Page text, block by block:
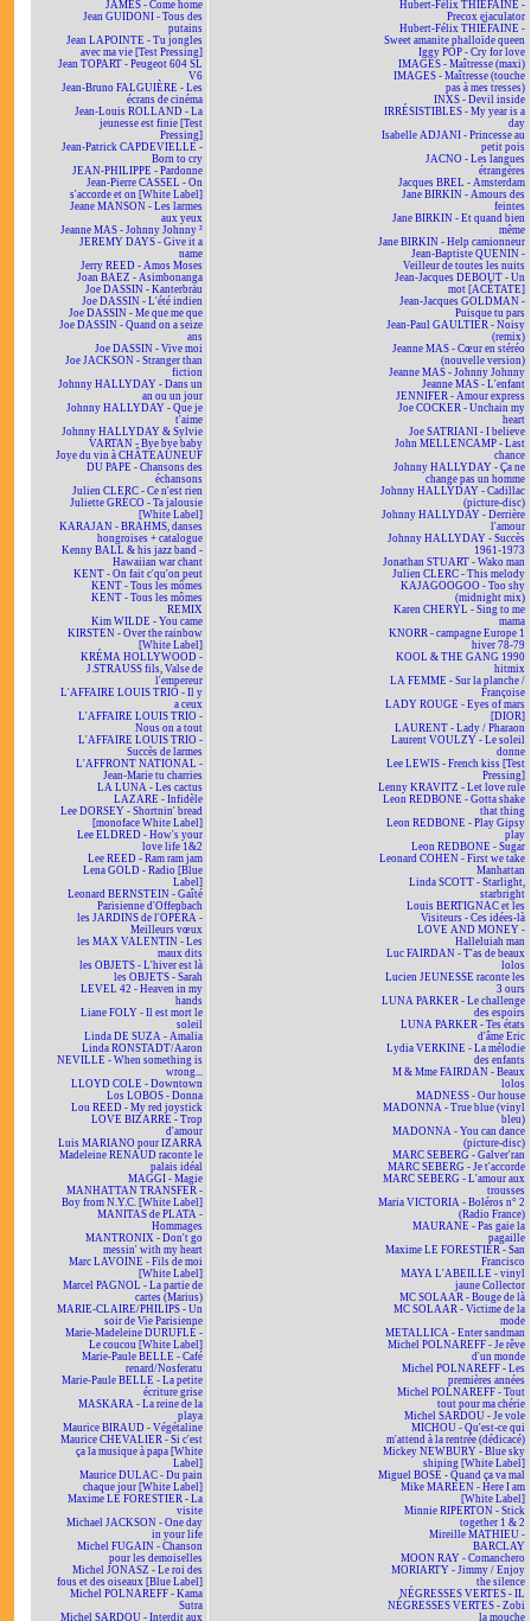
JAMES - Come home
Jean GUIDONI - Tous des
putains
Jean LAPOINTE - Tu jongles
avec ma vie [Test Pressing]
Jean TOPART - Peugeot 604 SL
V6
Jean-Bruno FALGUIÈRE - Les
écrans de cinéma
Jean-Louis ROLLAND - La
jeunesse est finie [Test
Pressing]
Jean-Patrick CAPDEVIELLE -
Born to cry
JEAN-PHILIPPE - Pardonne
Jean-Pierre CASSEL - On
s'accorde et on [White Label]
Jeane MANSON - Les larmes
aux yeux
Jeanne MAS - Johnny Johnny ²
JEREMY DAYS - Give it a
name
Jerry REED - Amos Moses
Joan BAEZ - Asimbonanga
Joe DASSIN - Kanterbräu
Joe DASSIN - L'été indien
Joe DASSIN - Me que me que
Joe DASSIN - Quand on a seize
ans
Joe DASSIN - Vive moi
Joe JACKSON - Stranger than
fiction
Johnny HALLYDAY - Dans un
an ou un jour
Johnny HALLYDAY - Que je
t'aime
Johnny HALLYDAY & Sylvie
VARTAN - Bye bye baby
Joye du vin à CHÂTEAUNEUF
DU PAPE - Chansons des
échansons
Julien CLERC - Ce n'est rien
Juliette GRÉCO - Ta jalousie
[White Label]
KARAJAN - BRAHMS, danses
hongroises + catalogue
Kenny BALL & his jazz band -
Hawaiian war chant
KENT - On fait c'qu'on peut
KENT - Tous les mômes
KENT - Tous les mômes
REMIX
Kim WILDE - You came
KIRSTEN - Over the rainbow
[White Label]
KRÉMA HOLLYWOOD -
J.STRAUSS fils, Valse de
l'empereur
L'AFFAIRE LOUIS TRIO - Il y
a ceux
L'AFFAIRE LOUIS TRIO -
Nous on a tout
L'AFFAIRE LOUIS TRIO -
Succès de larmes
L'AFFRONT NATIONAL -
Jean-Marie tu charries
LA LUNA - Les cactus
LAZARE - Infidèle
Lee DORSEY - Shortnin' bread
[monoface White Label]
Lee ELDRED - How's your
love life 1&2
Lee REED - Ram ram jam
Lena GOLD - Radio [Blue
Label]
Leonard BERNSTEIN - Gaîté
Parisienne d'Offenbach
les JARDINS de l'OPÉRA -
Meilleurs vœux
les MAX VALENTIN - Les
maux dits
les OBJETS - L'hiver est là
les OBJETS - Sarah
LEVEL 42 - Heaven in my
hands
Liane FOLY - Il est mort le
soleil
Linda DE SUZA - Amalia
Linda RONSTADT/Aaron
NEVILLE - When something is
wrong...
LLOYD COLE - Downtown
Los LOBOS - Donna
Lou REED - My red joystick
LOVE BIZARRE - Trop
d'amour
Luis MARIANO pour IZARRA
Madeleine RENAUD raconte le
palais idéal
MAGGI - Magie
MANHATTAN TRANSFER -
Boy from N.Y.C. [White Label]
MANITAS de PLATA -
Hommages
MANTRONIX - Don't go
messin' with my heart
Marc LAVOINE - Fils de moi
[White Label]
Marcel PAGNOL - La partie de
cartes (Marius)
MARIE-CLAIRE/PHILIPS - Un
soir de Vie Parisienne
Marie-Madeleine DURUFLÉ -
Le coucou [White Label]
Marie-Paule BELLE - Café
renard/Nosferatu
Marie-Paule BELLE - La petite
écriture grise
MASKARA - La reine de la
playa
Maurice BIRAUD - Végétaline
Maurice CHEVALIER - Si c'est
ça la musique à papa [White
Label]
Maurice DULAC - Du pain
chaque jour [White Label]
Maxime LE FORESTIER - La
visite
Michael JACKSON - One day
in your life
Michel FUGAIN - Chanson
pour les demoiselles
Michel JONASZ - Le roi des
fous et des oiseaux [Blue Label]
Michel POLNAREFF - Kama
Sutra
Michel SARDOU - Interdit aux
Hubert-Félix THIÉFAINE -
Precox ejaculator
Hubert-Félix THIÉFAINE -
Sweet amanite phalloïde queen
Iggy POP - Cry for love
IMAGES - Maîtresse (maxi)
IMAGES - Maîtresse (touche
pas à mes tresses)
INXS - Devil inside
IRRÉSISTIBLES - My year is a
day
Isabelle ADJANI - Princesse au
petit pois
JACNO - Les langues
étrangères
Jacques BREL - Amsterdam
Jane BIRKIN - Amours des
feintes
Jane BIRKIN - Et quand bien
même
Jane BIRKIN - Help camionneur
Jean-Baptiste QUENIN -
Veilleur de toutes les nuits
Jean-Jacques DEBOUT - Un
mot [ACÉTATE]
Jean-Jacques GOLDMAN -
Puisque tu pars
Jean-Paul GAULTIER - Noisy
(remix)
Jeanne MAS - Cœur en stéréo
(nouvelle version)
Jeanne MAS - Johnny Johnny
Jeanne MAS - L'enfant
JENNIFER - Amour express
Joe COCKER - Unchain my
heart
Joe SATRIANI - I believe
John MELLENCAMP - Last
chance
Johnny HALLYDAY - Ça ne
change pas un homme
Johnny HALLYDAY - Cadillac
(picture-disc)
Johnny HALLYDAY - Derrière
l'amour
Johnny HALLYDAY - Succès
1961-1973
Jonathan STUART - Wako man
Julien CLERC - This melody
KAJAGOOGOO - Too shy
(midnight mix)
Karen CHERYL - Sing to me
mama
KNORR - campagne Europe 1
hiver 78-79
KOOL & THE GANG 1990
hitmix
LA FEMME - Sur la planche /
Françoise
LADY ROUGE - Eyes of mars
[DIOR]
LAURENT - Lady / Pharaon
Laurent VOULZY - Le soleil
donne
Lee LEWIS - French kiss [Test
Pressing]
Lenny KRAVITZ - Let love rule
Leon REDBONE - Gotta shake
that thing
Leon REDBONE - Play Gipsy
play
Leon REDBONE - Sugar
Leonard COHEN - First we take
Manhattan
Linda SCOTT - Starlight,
starbright
Louis BERTIGNAC et les
Visiteurs - Ces idées-là
LOVE AND MONEY -
Halleluiah man
Luc FAIRDAN - T'as de beaux
lolos
Lucien JEUNESSE raconte les
3 ours
LUNA PARKER - Le challenge
des espoirs
LUNA PARKER - Tes états
d'âme Eric
Lydia VERKINE - La mélodie
des enfants
M & Mme FAIRDAN - Beaux
lolos
MADNESS - Our house
MADONNA - True blue (vinyl
bleu)
MADONNA - You can dance
(picture-disc)
MARC SEBERG - Galver'ran
MARC SEBERG - Je t'accorde
MARC SEBERG - L'amour aux
trousses
Maria VICTORIA - Boléros n° 2
(Radio France)
MAURANE - Pas gaie la
pagaille
Maxime LE FORESTIER - San
Francisco
MAYA L'ABEILLE - vinyl
jaune Collector
MC SOLAAR - Bouge de là
MC SOLAAR - Victime de la
mode
METALLICA - Enter sandman
Michel POLNAREFF - Je rêve
d'un monde
Michel POLNAREFF - Les
premières années
Michel POLNAREFF - Tout
tout pour ma chérie
Michel SARDOU - Je vole
MICHOU - Qu'est-ce qui
m'attend à la rentrée (dédicacé)
Mickey NEWBURY - Blue sky
shining [White Label]
Miguel BOSÉ - Quand ça va mal
Mike MAREEN - Here I am
[White Label]
Minnie RIPERTON - Stick
together 1 & 2
Mireille MATHIEU -
BARCLAY
MOON RAY - Comanchero
MORIARTY - Jimmy / Enjoy
the silence
NÉGRESSES VERTES - IL
NÉGRESSES VERTES - Zobi
la mouche